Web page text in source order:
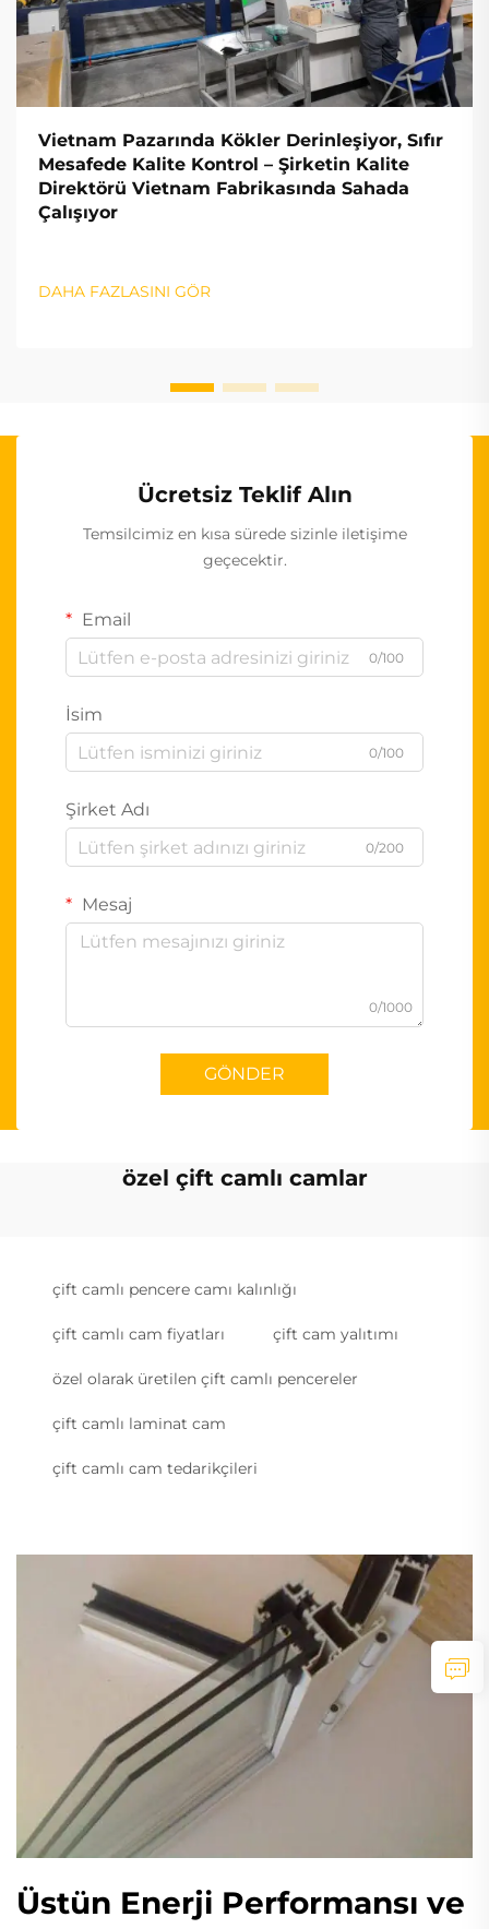
Vietnam Pazarında Kökler Derinleşiyor, Sıfır
Mesafede Kalite Kontrol – Şirketin Kalite
Direktörü Vietnam Fabrikasında Sahada
Çalışıyor
DAHA FAZLASINI GÖR
Ücretsiz Teklif Alın
Temsilcimiz en kısa sürede sizinle iletişime
geçecektir.
Email
0/100
İsim
0/100
Şirket Adı
0/200
Mesaj
0/1000
GÖNDER
özel çift camlı camlar
çift camlı pencere camı kalınlığı
çift camlı cam fiyatları çift cam yalıtımı
özel olarak üretilen çift camlı pencereler
çift camlı laminat cam
çift camlı cam tedarikçileri
Üstün Enerji Performansı ve